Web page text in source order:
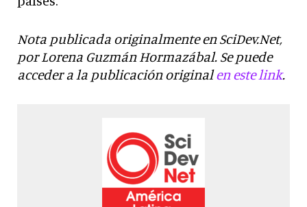
Nota publicada originalmente en SciDev.Net,
por Lorena Guzmán Hormazábal. Se puede
acceder a la publicación originalen este link.